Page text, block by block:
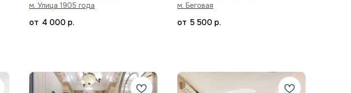
м. Улица 1905 года
4 000 р.
м. Беговая
5 500 р.